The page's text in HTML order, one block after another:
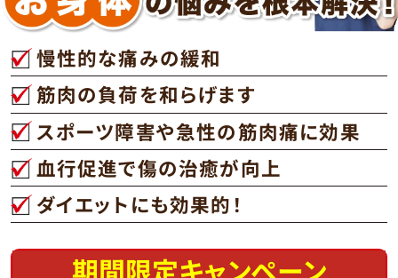
慢性的な痛みの緩和
筋肉の負荷を和らげます
スポーツ障害や急性の筋肉痛に効果
血行促進で傷の治癒が向上
ダイエットにも効果的！
期間限定キャンペーン